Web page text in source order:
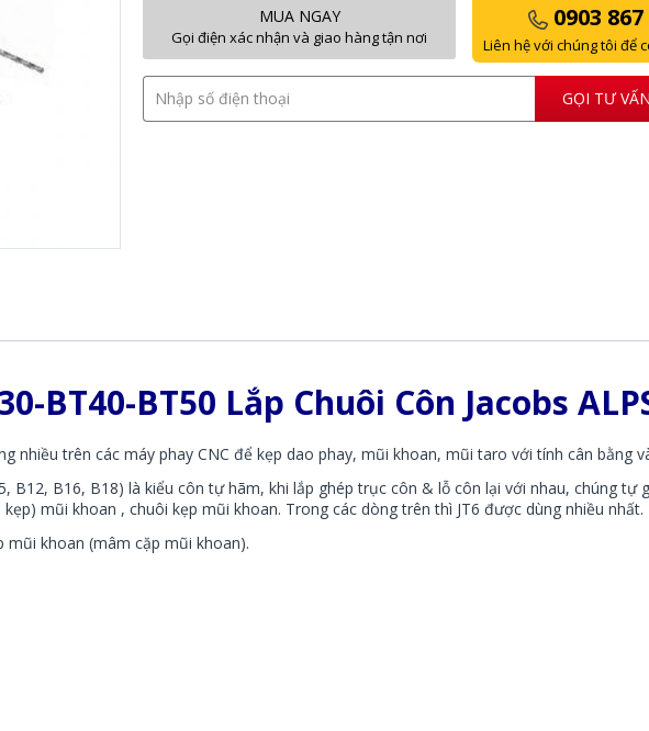
MUA NGAY
Gọi điện xác nhận và giao hàng tận nơi
0903 867
Liên hệ với chúng tôi để
GỌI TƯ
BT40-BT50 Lắp Chuôi Côn Jacobs
nhiều trên các máy phay CNC để kẹp dao phay, mũi khoan, mũi taro với tính cân bằng
B12, B16, B18) là kiểu côn tự hãm, khi lắp ghép trục côn & lỗ côn lại với nhau, chúng tự
mũi khoan , chuôi kẹp mũi khoan. Trong các dòng trên thì JT6 được dùng nhiều nhất.
mũi khoan (mâm cặp mũi khoan).